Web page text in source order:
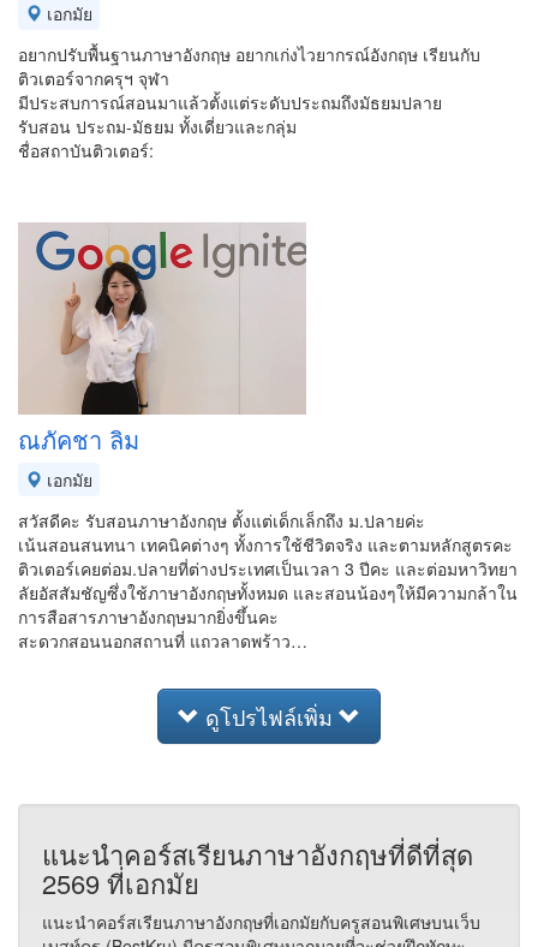
เอกมัย
อยากปรับพื้นฐานภาษาอังกฤษ อยากเก่งไวยากรณ์อังกฤษ เรียนกับ
ติวเตอร์จากครุฯ จุฬา
มีประสบการณ์สอนมาแล้วตั้งแต่ระดับประถมถึงมัธยมปลาย
รับสอน ประถม-มัธยม ทั้งเดี่ยวและกลุ่ม
ชื่อสถาบันติวเตอร์:
ณภัคชา ลิม
เอกมัย
สวัสดีคะ รับสอนภาษาอังกฤษ ตั้งแต่เด็กเล็กถึง ม.ปลายค่ะ
เน้นสอนสนทนา เทคนิคต่างๆ ทั้งการใช้ชีวิตจริง และตามหลักสูตรคะ
ติวเตอร์เคยต่อม.ปลายที่ต่างประเทศเป็นเวลา 3 ปีคะ และต่อมหาวิทยา
ลัยอัสสัมชัญซึ่งใช้ภาษาอังกฤษทั้งหมด และสอนน้องๆให้มีความกล้าใน
การสือสารภาษาอังกฤษมากยิ่งขึ้นคะ
สะดวกสอนนอกสถานที่ แถวลาดพร้าว…
ดูโปรไฟล์เพิ่ม
แนะนำคอร์สเรียนภาษาอังกฤษที่ดีที่สุด
2569 ที่เอกมัย
แนะนำคอร์สเรียนภาษาอังกฤษที่เอกมัยกับครูสอนพิเศษบนเว็บ